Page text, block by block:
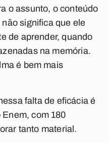
o assunto, o conteúdo
significa que ele
de aprender, quando
na memória.
é bem mais
falta de eficácia é
com 180
tanto material.